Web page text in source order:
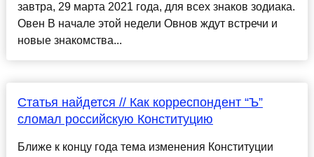
завтра, 29 марта 2021 года, для всех знаков зодиака.
Овен В начале этой недели Овнов ждут встречи и
новые знакомства...
Статья найдется // Как корреспондент “Ъ”
сломал российскую Конституцию
Ближе к концу года тема изменения Конституции